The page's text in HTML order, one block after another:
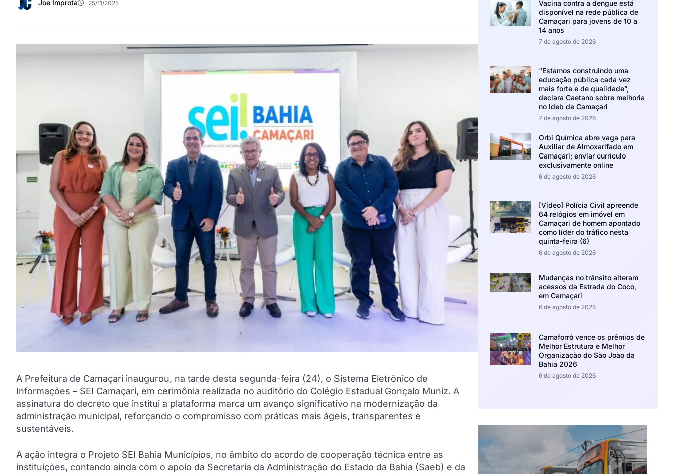
Joe Improta 25/11/2025
A Prefeitura de Camaçari inaugurou, na tarde desta segunda-feira (24), o Sistema Eletrônico de
Informações – SEI Camaçari, em cerimônia realizada no auditório do Colégio Estadual Gonçalo Muniz. A
assinatura do decreto que institui a plataforma marca um avanço significativo na modernização da
administração municipal, reforçando o compromisso com práticas mais ágeis, transparentes e
sustentáveis.
A ação integra o Projeto SEI Bahia Municípios, no âmbito do acordo de cooperação técnica entre as
instituições, contando ainda com o apoio da Secretaria da Administração do Estado da Bahia (Saeb) e da
Vacina contra a dengue está
disponível na rede pública de
Camaçari para jovens de 10 a
14 anos
7 de agosto de 2026
“Estamos construindo uma
educação pública cada vez
mais forte e de qualidade”,
declara Caetano sobre melhoria
no Ideb de Camaçari
7 de agosto de 2026
Orbi Química abre vaga para
Auxiliar de Almoxarifado em
Camaçari; enviar currículo
exclusivamente online
6 de agosto de 2026
[Vídeo] Polícia Civil apreende
64 relógios em imóvel em
Camaçari de homem apontado
como líder do tráfico nesta
quinta-feira (6)
6 de agosto de 2026
Mudanças no trânsito alteram
acessos da Estrada do Coco,
em Camaçari
6 de agosto de 2026
Camaforró vence os prêmios de
Melhor Estrutura e Melhor
Organização do São João da
Bahia 2026
6 de agosto de 2026